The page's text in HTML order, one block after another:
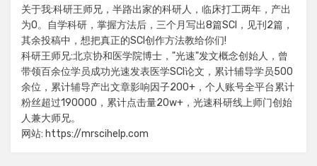
关于我:科研王师兄，半路出家的科研人，临床打工两年，产出
为0。自学科研，掌握方法后，三个月写出8篇SCI，见刊2篇，
其余投稿中，想把真正的SCI创作方法教给你们!
科研王师兄:北京协和医学院博士，"光速"发文概念创始人，曾
带领百余位学员成功光速发表医学SCI论文，累计辅导学员500
余位，累计辅导产出文章影响因子200+，个人账号全平台累计
粉丝超过190000，累计点击量20w+，光速科研线上师门创始
人兼大师兄。
网站: https://mrscihelp.com